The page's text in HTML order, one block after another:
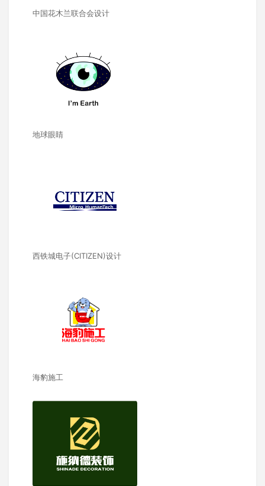
中国花木兰联合会设计
地球眼睛
西铁城电子(CITIZEN)设计
海豹施工